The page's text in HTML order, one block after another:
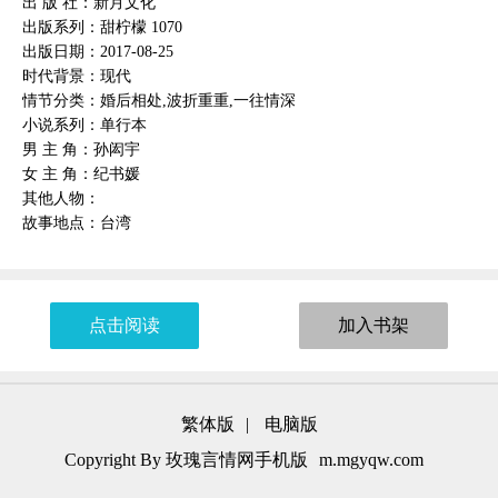
出版系列：甜柠檬 1070
出版日期：2017-08-25
时代背景：现代
情节分类：婚后相处,波折重重,一往情深
小说系列：单行本
男 主 角：孙闳宇
女 主 角：纪书媛
其他人物：
故事地点：台湾
点击阅读 加入书架
繁体版 |
电脑版
Copyright By 玫瑰言情网手机版
m.mgyqw.com